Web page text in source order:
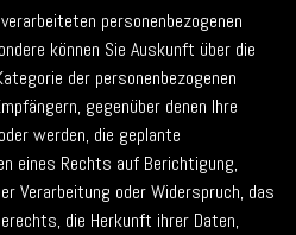
personenbezogenen
können Sie Auskunft über die
der personenbezogenen
gegenüber denen Ihre
werden, die geplante
eines Rechts auf Berichtigung,
Verarbeitung oder Widerspruch, das
die Herkunft ihrer Daten,